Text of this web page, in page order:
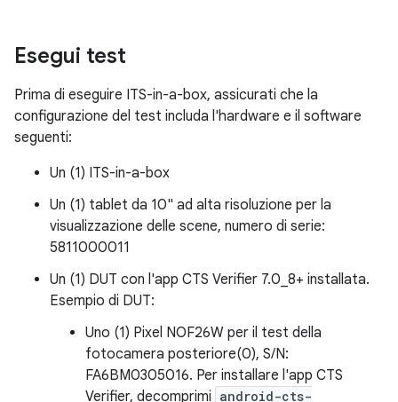
Esegui test
Prima di eseguire ITS-in-a-box, assicurati che la
configurazione del test includa l'hardware e il software
seguenti:
Un (1) ITS-in-a-box
Un (1) tablet da 10" ad alta risoluzione per la
visualizzazione delle scene, numero di serie:
5811000011
Un (1) DUT con l'app CTS Verifier 7.0_8+ installata.
Esempio di DUT:
Uno (1) Pixel NOF26W per il test della
fotocamera posteriore(0), S/N:
FA6BM0305016. Per installare l'app CTS
Verifier, decomprimi android-cts-